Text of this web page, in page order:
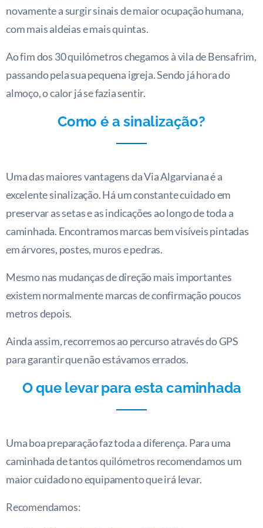
novamente a surgir sinais de maior ocupação humana,
com mais aldeias e mais quintas.
Ao fim dos 30 quilómetros chegamos à vila de Bensafrim,
passando pela sua pequena igreja. Sendo já hora do
almoço, o calor já se fazia sentir.
Como é a sinalização?
Uma das maiores vantagens da Via Algarviana é a
excelente sinalização. Há um constante cuidado em
preservar as setas e as indicações ao longo de toda a
caminhada. Encontramos marcas bem visíveis pintadas
em árvores, postes, muros e pedras.
Mesmo nas mudanças de direção mais importantes
existem normalmente marcas de confirmação poucos
metros depois.
Ainda assim, recorremos ao percurso através do GPS
para garantir que não estávamos errados.
O que levar para esta caminhada
Uma boa preparação faz toda a diferença. Para uma
caminhada de tantos quilómetros recomendamos um
maior cuidado no equipamento que irá levar.
Recomendamos: